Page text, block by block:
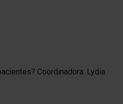
Coordinadora: Lydia